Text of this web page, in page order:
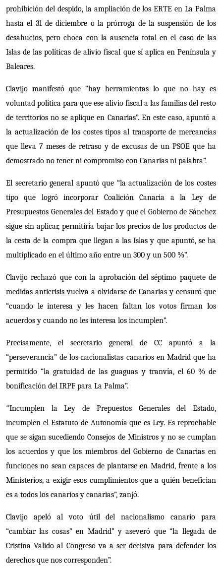
prohibición del despido, la ampliación de los ERTE en La Palma
hasta el 31 de diciembre o la prórroga de la suspensión de los
desahucios, pero choca con la ausencia total en el caso de las
Islas de las políticas de alivio fiscal que sí aplica en Península y
Baleares.
Clavijo manifestó que “hay herramientas lo que no hay es
voluntad política para que ese alivio fiscal a las familias del resto
de territorios no se aplique en Canarias”. En este caso, apuntó a
la actualización de los costes tipos al transporte de mercancías
que lleva 7 meses de retraso y de excusas de un PSOE que ha
demostrado no tener ni compromiso con Canarias ni palabra”.
El secretario general apuntó que “la actualización de los costes
tipo que logró incorporar Coalición Canaria a la Ley de
Presupuestos Generales del Estado y que el Gobierno de Sánchez
sigue sin aplicar, permitiría bajar los precios de los productos de
la cesta de la compra que llegan a las Islas y que apuntó, se ha
multiplicado en el último año entre un 300 y un 500 %”.
Clavijo rechazó que con la aprobación del séptimo paquete de
medidas anticrisis vuelva a olvidarse de Canarias y censuró que
“cuando le interesa y les hacen faltan los votos firman los
acuerdos y cuando no les interesa los incumplen”.
Precisamente, el secretario general de CC apuntó a la
“perseverancia” de los nacionalistas canarios en Madrid que ha
permitido “la gratuidad de las guaguas y tranvía, el 60 % de
bonificación del IRPF para La Palma”.
“Incumplen la Ley de Prepuestos Generales del Estado,
incumplen el Estatuto de Autonomía que es Ley. Es reprochable
que se sigan sucediendo Consejos de Ministros y no se cumplan
los acuerdos y que los miembros del Gobierno de Canarias en
funciones no sean capaces de plantarse en Madrid, frente a los
Ministerios, a exigir esos cumplimientos que a quién benefician
es a todos los canarios y canarias”, zanjó.
Clavijo apeló al voto útil del nacionalismo canario para
“cambiar las cosas” en Madrid” y aseveró que “la llegada de
Cristina Valido al Congreso va a ser decisiva para defender los
derechos que nos corresponden”.